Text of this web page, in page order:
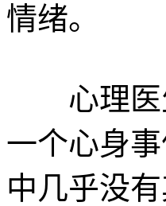
情绪。
心理医
一个心身
中几乎没